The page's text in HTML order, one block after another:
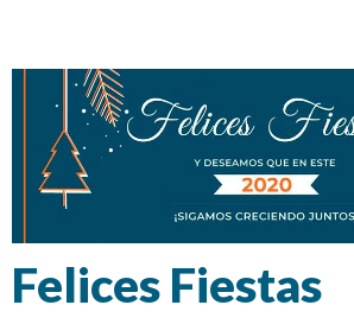
Felices Fiestas